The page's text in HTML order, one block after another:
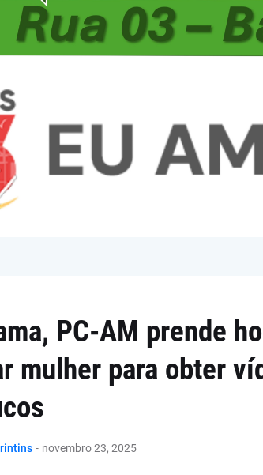
PC-AM prende
mulher para obter
- novembro 23, 2025